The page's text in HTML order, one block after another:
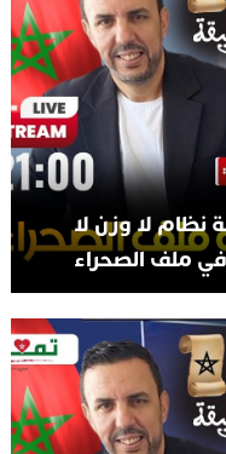
فضيحة نظام لا وزن لا
ملف الصحراء